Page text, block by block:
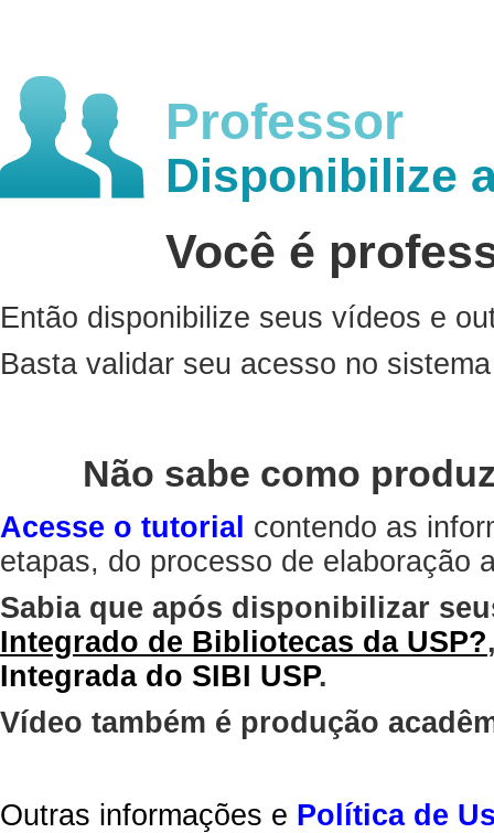
Professor
Disponibilize
Você é
Então disponibilize seus vídeos e
Basta validar seu acesso no
Não sabe como
Acesse o tutorial contendo as
etapas, do processo de elaboração
Sabia que após disponibilizar
Integrado de Bibliotecas da USP?
Integrada do SIBI USP.
Vídeo também é produção
Outras informações e Política de